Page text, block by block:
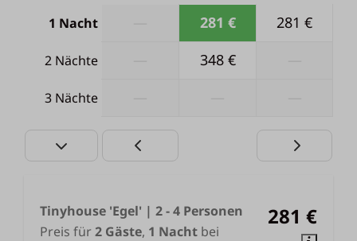
1 Nacht
281 € 281 €
2 Nächte 348 €
3 Nächte
281 €
Tinyhouse 'Egel' | 2 - 4 Personen
Preis für 2 Gäste, 1 Nacht bei